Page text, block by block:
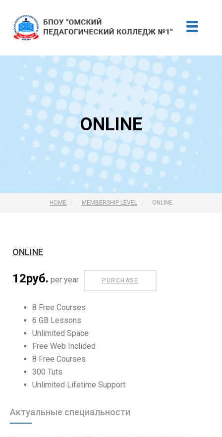
ONLINE
HOME MEMBERSHIP LEVEL ONLINE
ONLINE
12 руб. per year PURCHASE
8 Free Courses
6 GB Lessons
Unlimited Space
Free Web Inclided
8 Free Courses
300 Tuts
Unlimited Lifetime Support
Актуальные специальности